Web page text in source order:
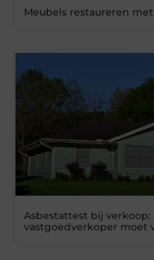
Meubels restaureren
Asbestattest bij verkoop:
vastgoedverkoper moet